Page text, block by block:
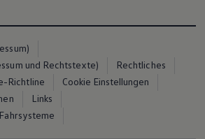
und Rechtstexte)
Rechtliches
Richtline
Cookie Einstellungen
Links